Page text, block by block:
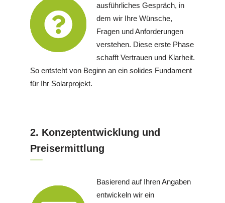
ausführliches Gespräch, in
dem wir Ihre Wünsche,
Fragen und Anforderungen
verstehen. Diese erste Phase
schafft Vertrauen und Klarheit.
So entsteht von Beginn an ein solides Fundament
für Ihr Solarprojekt.
2. Konzeptentwicklung und
Preisermittlung
Basierend auf Ihren Angaben
entwickeln wir ein